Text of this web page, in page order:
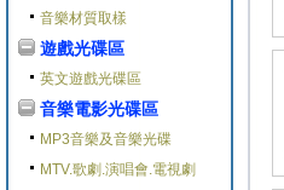
音樂材質取樣
遊戲光碟區
英文遊戲光碟區
音樂電影光碟區
MP3音樂及音樂光碟
MTV.歌劇.演唱會.電視劇